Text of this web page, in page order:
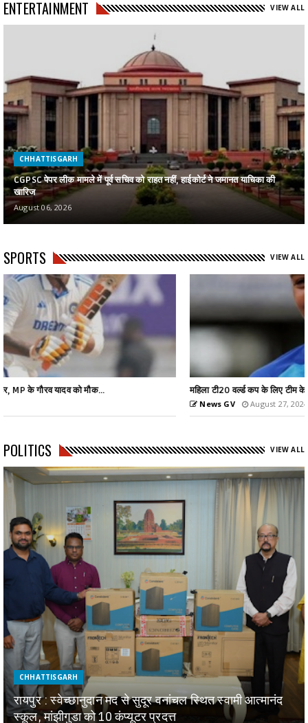
ENTERTAINMENT VIEW ALL
CHHATTISGARH
CGPSC पेपर लीक मामले में पूर्व सचिव को राहत नहीं, हाईकोर्ट ने जमानत याचिका की
खारिज
August 06, 2026
SPORTS VIEW ALL
महिला टी20 वर्ल्ड कप के लिए टीम के एलान, हरमनप्रीत को कप्तान...
POLITICS VIEW ALL
CHHATTISGARH
रायपुर : स्वेच्छानुदान मद से सुदूर वनांचल स्थित स्वामी आत्मानंद
स्कूल, मांझीगुडा को 10 कंप्यूटर प्रदत्त